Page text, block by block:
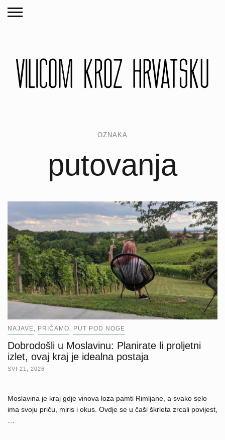
OZNAKA
putovanja
NAJAVE PRIČAMO PUT POD NOGE
Dobrodošli u Moslavinu: Planirate li proljetni
izlet, ovaj kraj je idealna postaja
SVI 21, 2026
Moslavina je kraj gdje vinova loza pamti Rimljane, a svako selo
ima svoju priču, miris i okus. Ovdje se u čaši škrleta zrcali povijest,